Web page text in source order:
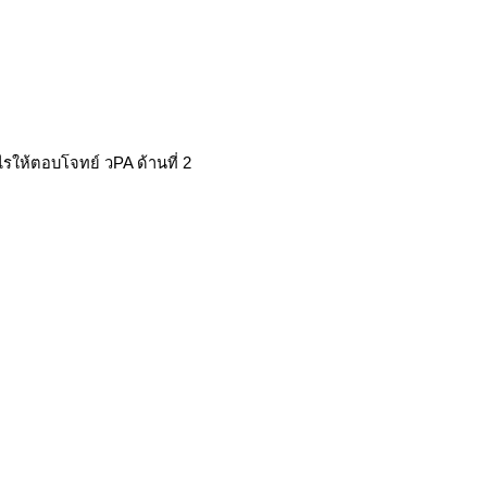
ให้ตอบโจทย์ วPA ด้านที่ 2